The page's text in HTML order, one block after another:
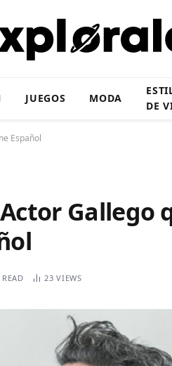
JUEGOS MODA
DE
Español
Gallego
23VIEWS